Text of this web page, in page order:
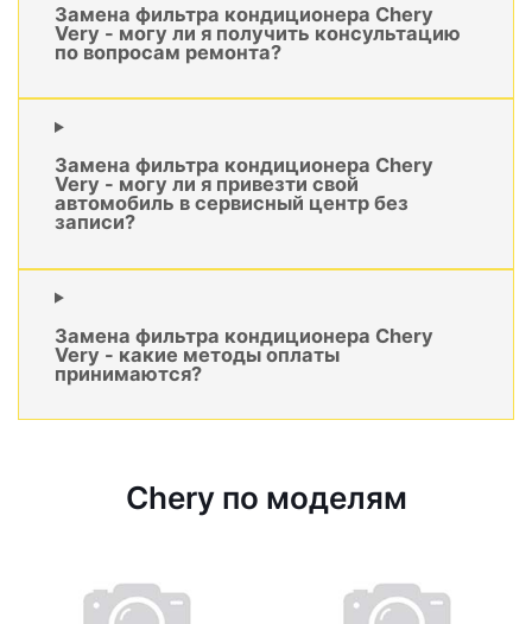
Замена фильтра кондиционера Chery
Very - могу ли я получить консультацию
по вопросам ремонта?
Замена фильтра кондиционера Chery
Very - могу ли я привезти свой
автомобиль в сервисный центр без
записи?
Замена фильтра кондиционера Chery
Very - какие методы оплаты
принимаются?
Chery по моделям